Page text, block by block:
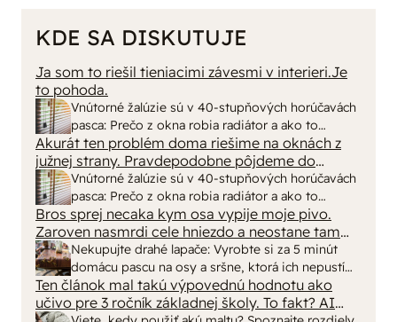
KDE SA DISKUTUJE
Vnútorné žalúzie sú v 40-stupňových horúčavách
pasca: Prečo z okna robia radiátor a ako to
vyriešiť za pár eur?
Ja som to riešil tieniacimi závesmi v interieri.Je
to pohoda.
Vnútorné žalúzie sú v 40-stupňových horúčavách
pasca: Prečo z okna robia radiátor a ako to
vyriešiť za pár eur?
Akurát ten problém doma riešime na oknách z
južnej strany. Pravdepodobne pôjdeme do
vonkajšieho tienenia na spôsob markízy
250x150cm. Čínsky predajcovia idú okolo 100
eur kus.
Nekupujte drahé lapače: Vyrobte si za 5 minút
domácu pascu na osy a sršne, ktorá ich nepustí
von
Bros sprej necaka kym osa vypije moje pivo.
Zaroven nasmrdi cele hniezdo a neostane tam
nic zive. Vasa pasca naucinke moc efektivne.
Skor pritiahne slimaky
Ten článok mal takú výpovednú hodnotu ako
učivo pre 3 ročník základnej školy. To fakt? AI